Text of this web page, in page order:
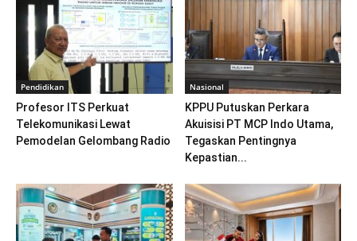
Pendidikan
Profesor ITS Perkuat
Telekomunikasi Lewat
Pemodelan Gelombang Radio
Nasional
KPPU Putuskan Perkara
Akuisisi PT MCP Indo Utama,
Tegaskan Pentingnya
Kepastian...